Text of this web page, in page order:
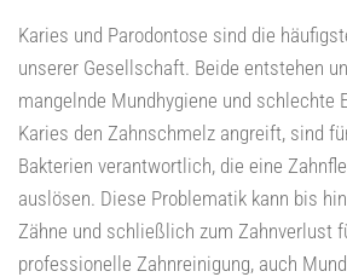
Karies und Parodontose sind die
unserer Gesellschaft. Beide entstehen
mangelnde Mundhygiene und schlechte
Karies den Zahnschmelz angreift, sind
Bakterien verantwortlich, die eine
auslösen. Diese Problematik kann bis
Zähne und schließlich zum Zahnverlust
professionelle Zahnreinigung, auch